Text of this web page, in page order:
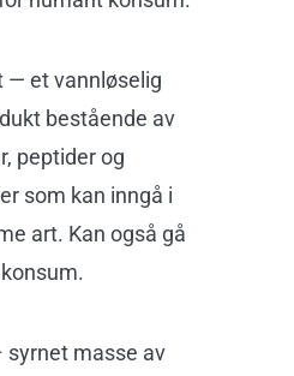
— et vannløselig
bestående av
peptider og
som kan inngå i
art. Kan også gå
syrnet masse av